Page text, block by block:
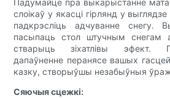
Падумайце пра выкарыстанне
слоікаў у якасці гірлянд у
падкрэсліць адчуванне
пасыпаць стол штучным снегам
стварыць зіхатлівы эфект.
дапаўненне перанясе вашых
казку, створыўшы незабыўныя
Сяючыя сцежкі: